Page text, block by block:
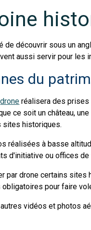
découvrir sous un
aussi servir pour
du
drone réalisera des prises
ce soit un château,
sites historiques.
réalisées à basse
d'initiative ou offices
par drone certains sites
pour faire
vidéos et photos